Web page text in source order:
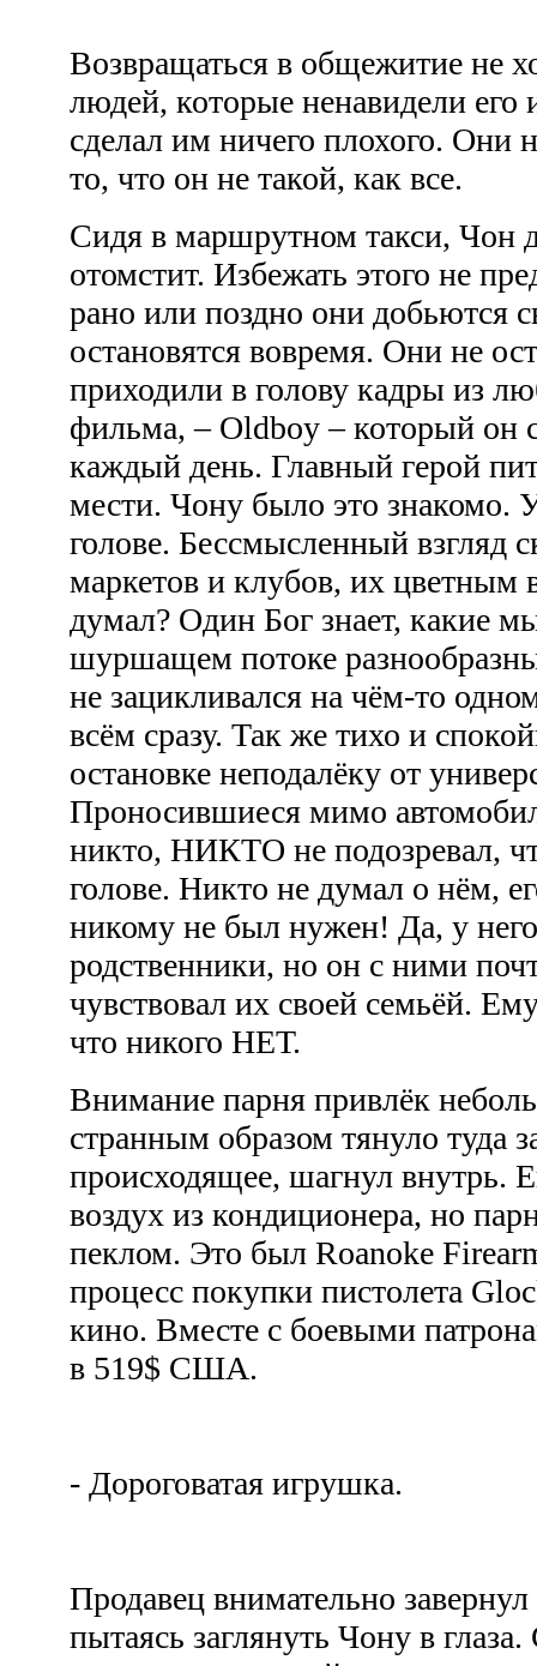
Возвращаться в общежитие не
людей, которые ненавидели его
сделал им ничего плохого. Они
то, что он не такой, как все.
Сидя в маршрутном такси, Чон
отомстит. Избежать этого не
рано или поздно они добьются
остановятся вовремя. Они не
приходили в голову кадры из
фильма, – Oldboy – который он
каждый день. Главный герой
мести. Чону было это знакомо.
голове. Бессмысленный взгляд
маркетов и клубов, их
думал? Один Бог знает, какие
шуршащем потоке
не зацикливался на чём-то
всём сразу. Так же тихо и
остановке неподалёку от
Проносившиеся мимо
никто, НИКТО не подозревал,
голове. Никто не думал о нём,
никому не был нужен! Да, у
родственники, но он с ними
чувствовал их своей семьёй.
что никого НЕТ.
Внимание парня привлёк
странным образом тянуло туда
происходящее, шагнул внутрь.
воздух из кондиционера, но
пеклом. Это был Roanoke
процесс покупки пистолета
кино. Вместе с боевыми
в 519$ США.
- Дороговатая игрушка.
Продавец внимательно
пытаясь заглянуть Чону в